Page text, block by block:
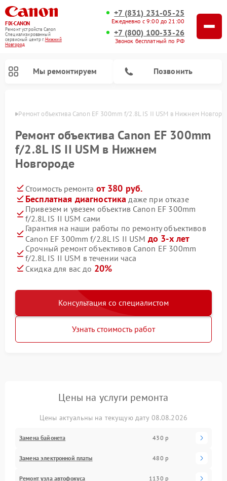
FIX-CANON
Ремонт устройств Canon
Специализированный
cервисный центр г.Нижний
Новгород
+7 (831) 231-05-25
Ежедневно с 9:00 до 21:00
+7 (800) 100-33-26
Звонок бесплатный по РФ
Мы ремонтируем Позвонить
Ремонт объектива Canon EF 300mm f/2.8L IS II USM в Нижнем
Ремонт объектива Canon EF 300mm
f/2.8L IS II USM в Нижнем
Новгороде
Стоимость ремонта от 380 руб.
Бесплатная диагностика даже при отказе
Привезем и увезем объектив Canon EF 300mm
f/2.8L IS II USM сами
Гарантия на наши работы по ремонту объективов
Canon EF 300mm f/2.8L IS II USM до 3-х лет
Срочный ремонт объективов Canon EF 300mm
f/2.8L IS II USM в течении часа
Скидка для вас до 20%
Консультация со специалистом
Узнать стоимость работ
Цены на услуги ремонта
Цены актуальны на текущую дату 08.08.2026
Замена байонета 430 р
Замена электронной платы 480 р
Ремонт узла автофокуса 1130 р